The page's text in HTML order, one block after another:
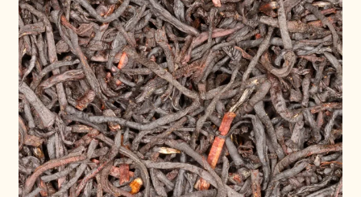
Webwinkel
Welcome to our Tea Wholesale business!
Willkommen in unserem Teegroßhandel!
Winkelwagen